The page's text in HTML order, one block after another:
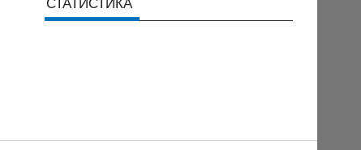
СТАТИСТИКА